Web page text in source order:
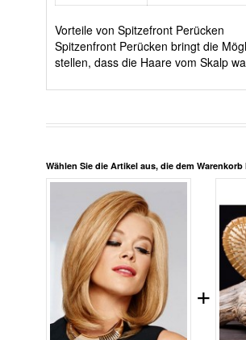
Vorteile von Spitzefront Perücken
Spitzenfront Perücken bringt die
stellen, dass die Haare vom Skalp
Wählen Sie die Artikel aus, die dem
+